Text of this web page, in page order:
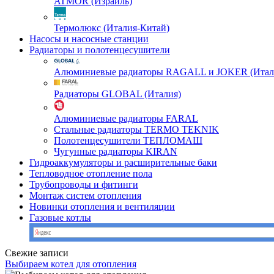
Термолюкс (Италия-Китай)
Насосы и насосные станции
Радиаторы и полотенцесушители
Алюминиевые радиаторы RAGALL и JOKER
Радиаторы GLOBAL (Италия)
Алюминиевые радиаторы FARAL
Стальные радиаторы TERMO TEKNIK
Полотенцесушители ТЕПЛОМАШ
Чугунные радиаторы KIRAN
Гидроаккумуляторы и расширительные баки
Тепловодное отопление пола
Трубопроводы и фитинги
Монтаж систем отопления
Новинки отопления и вентиляции
Газовые котлы
Свежие записи
Выбираем котел для отопления